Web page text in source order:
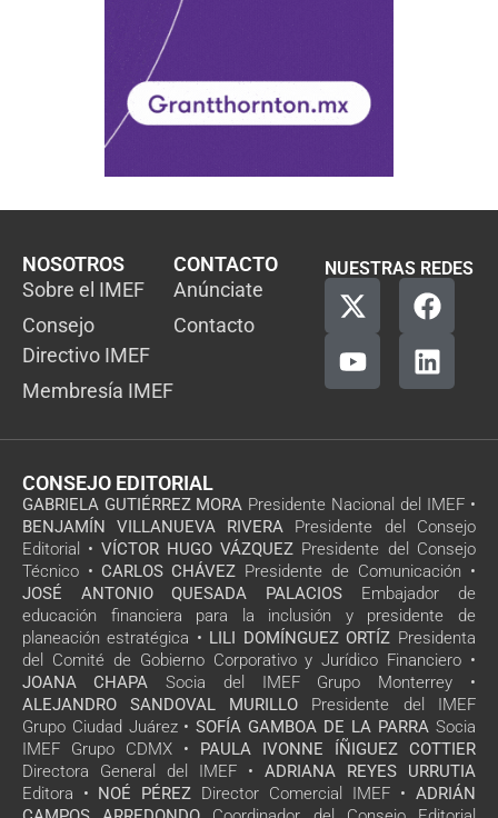
NOSOTROS
Sobre el IMEF
Consejo
Directivo IMEF
Membresía IMEF
CONTACTO
Anúnciate
Contacto
NUESTRAS REDES
CONSEJO EDITORIAL
GABRIELA GUTIÉRREZ MORA Presidente Nacional del IMEF •
BENJAMÍN VILLANUEVA RIVERA Presidente del Consejo
Editorial • VÍCTOR HUGO VÁZQUEZ Presidente del Consejo
Técnico • CARLOS CHÁVEZ Presidente de Comunicación •
JOSÉ ANTONIO QUESADA PALACIOS Embajador de
educación financiera para la inclusión y presidente de
planeación estratégica • LILI DOMÍNGUEZ ORTÍZ Presidenta
del Comité de Gobierno Corporativo y Jurídico Financiero •
JOANA CHAPA Socia del IMEF Grupo Monterrey •
ALEJANDRO SANDOVAL MURILLO Presidente del IMEF
Grupo Ciudad Juárez • SOFÍA GAMBOA DE LA PARRA Socia
IMEF Grupo CDMX • PAULA IVONNE ÍÑIGUEZ COTTIER
Directora General del IMEF • ADRIANA REYES URRUTIA
Editora • NOÉ PÉREZ Director Comercial IMEF • ADRIÁN